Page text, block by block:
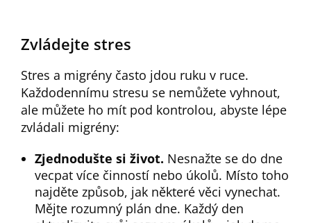
Zvládejte stres
Stres a migrény často jdou ruku v ruce.
Každodennímu stresu se nemůžete vyhnout,
ale můžete ho mít pod kontrolou, abyste lépe
zvládali migrény:
Zjednodušte si život. Nesnažte se do dne
vecpat více činností nebo úkolů. Místo toho
najděte způsob, jak některé věci vynechat.
Mějte rozumný plán dne. Každý den